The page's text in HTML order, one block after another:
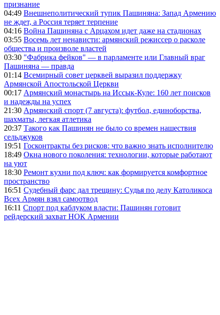
признание
04:49 Внешнеполитический тупик Пашиняна: Запад Армению
не ждет, а Россия теряет терпение
04:16 Война Пашиняна с Арцахом идет даже на стадионах
03:55 Восемь лет ненависти: армянский режиссер о расколе
общества и произволе властей
03:30 "Фабрика фейков" — в парламенте или Главный враг
Пашиняна — правда
01:14 Всемирный совет церквей выразил поддержку
Армянской Апостольской Церкви
00:17 Армянский монастырь на Иссык-Куле: 160 лет поисков
и надежды на успех
21:30 Армянский спорт (7 августа): футбол, единоборства,
шахматы, легкая атлетика
20:37 Такого как Пашинян не было со времен нашествия
сельджуков
19:51 Госконтракты без рисков: что важно знать исполнителю
18:49 Окна нового поколения: технологии, которые работают
на уют
18:30 Ремонт кухни под ключ: как формируется комфортное
пространство
16:51 Судебный фарс дал трещину: Судья по делу Католикоса
Всех Армян взял самоотвод
16:11 Спорт под каблуком власти: Пашинян готовит
рейдерский захват НОК Армении